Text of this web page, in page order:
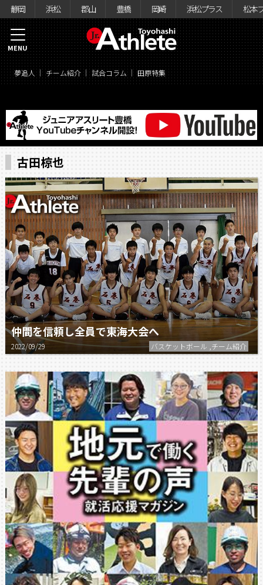
静岡 浜松 郡山 豊橋 岡崎 浜松プラス 松本
夢追人 チーム紹介 試合コラム 田原特集
MENU
古田椋也
仲間を信頼し全員で東海大会へ
2022/09/29 バスケットボール ,チーム紹介